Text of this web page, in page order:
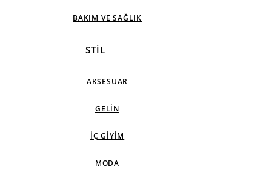
BAKIM VE SAĞLIK
STIL
AKSESUAR
GELIN
İÇ GIYIM
MODA